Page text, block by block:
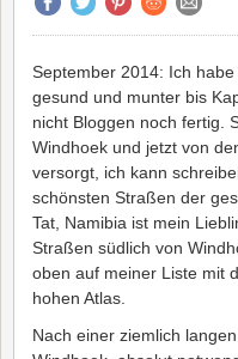
September 2014: Ich
gesund und munter bis
nicht Bloggen noch fertig.
Windhoek und jetzt von
versorgt, ich kann
schönsten Straßen der
Tat, Namibia ist mein
Straßen südlich von
oben auf meiner Liste mit
hohen Atlas.
Nach einer ziemlich